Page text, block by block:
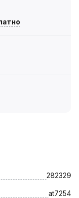
282329
at7254